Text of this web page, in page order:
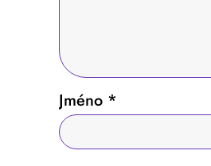
Jméno *